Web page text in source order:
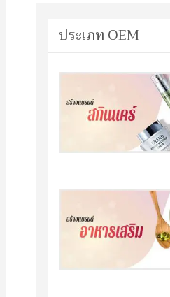
ประเภท OEM